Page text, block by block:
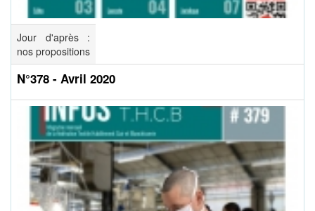
Jour d'après :
nos propositions
N°378 - Avril 2020